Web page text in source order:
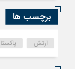
برچسب ها
ارتش